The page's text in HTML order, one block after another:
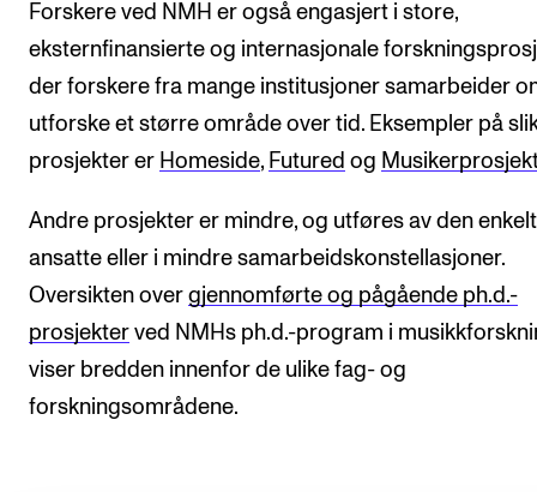
Livet rundt FoU
For ph.d.-programmet i kunstnerisk utviklingsarbeid
For ph.d.-programmet i musikkforskning
KONSERTER OG ARRANGEMENTER
Arrangementer for ansatte
Gjennomføre konserter og arrangementer
Markedsføring, program og plakat
Forskere ved NMH er også engasjert i store,
eksternfinansierte og internasjonale
der forskere fra mange institusjoner samarbeider
utforske et større område over tid. Eksempler på
prosjekter er Homeside, Futured og
Andre prosjekter er mindre, og utføres av den
ansatte eller i mindre samarbeidskonstellasjoner.
Oversikten over gjennomførte og pågående ph.d.-
prosjekter ved NMHs ph.d.-program i
viser bredden innenfor de ulike fag- og
forskningsområdene.